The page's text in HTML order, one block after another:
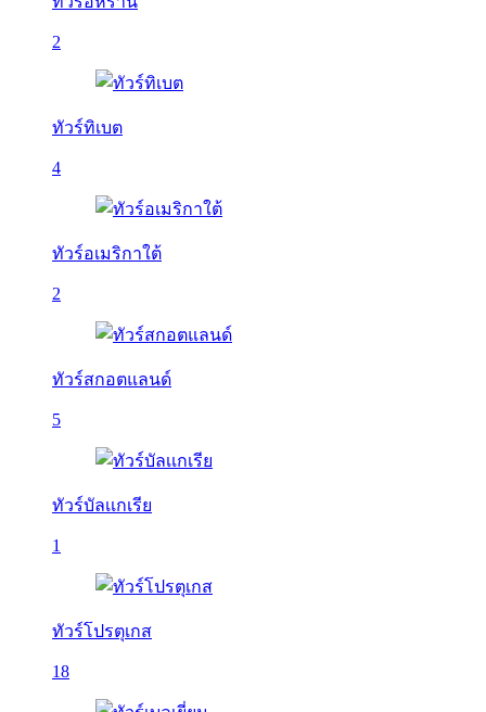
2
ทัวร์ทิเบต
4
ทัวร์อเมริกาใต้
2
ทัวร์สกอตแลนด์
5
ทัวร์บัลเเกเรีย
1
ทัวร์โปรตุเกส
18